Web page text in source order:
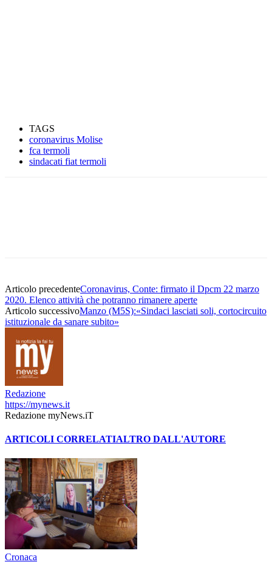
TAGS
coronavirus Molise
fca termoli
sindacati fiat termoli
Articolo precedenteCoronavirus, Conte: firmato il Dpcm 22 marzo
2020. Elenco attività che potranno rimanere aperte
Articolo successivoManzo (M5S):«Sindaci lasciati soli, cortocircuito
istituzionale da sanare subito»
Redazione
https://mynews.it
Redazione myNews.iT
ARTICOLI CORRELATIALTRO DALL'AUTORE
Cronaca